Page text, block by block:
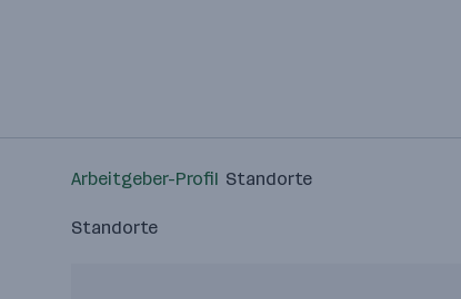
Arbeitgeber-Profil Standorte
Standorte